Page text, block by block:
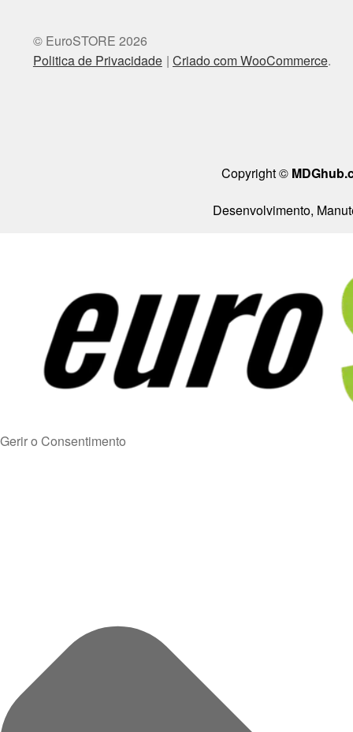
© EuroSTORE 2026
Politica de Privacidade Criado com WooCommerce.
Copyright ©
Desenvolvimento,
Gerir o Consentimento